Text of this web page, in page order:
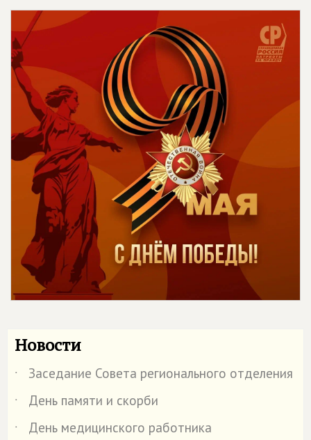
Новости
˙
Заседание Совета регионального отделения
˙
День памяти и скорби
˙
День медицинского работника